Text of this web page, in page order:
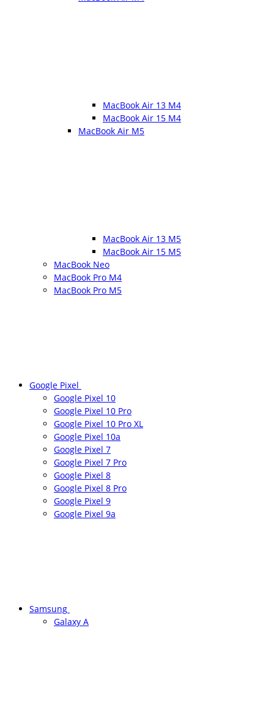
MacBook Air 13 M4
MacBook Air 15 M4
MacBook Air M5
MacBook Air 13 M5
MacBook Air 15 M5
MacBook Neo
MacBook Pro M4
MacBook Pro M5
Google Pixel
Google Pixel 10
Google Pixel 10 Pro
Google Pixel 10 Pro XL
Google Pixel 10a
Google Pixel 7
Google Pixel 7 Pro
Google Pixel 8
Google Pixel 8 Pro
Google Pixel 9
Google Pixel 9a
Samsung
Galaxy A